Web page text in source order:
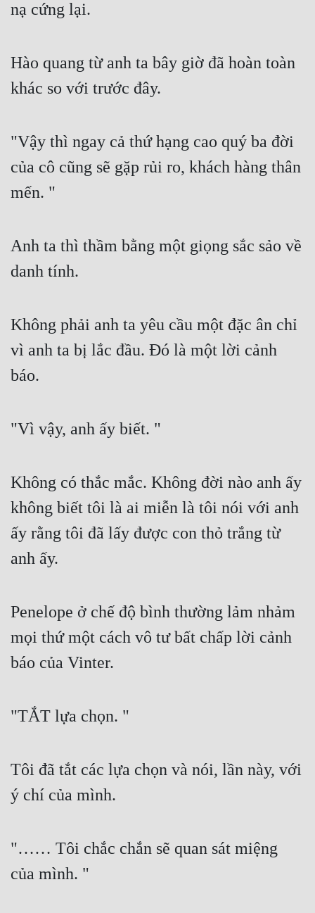
nạ cứng lại.
Hào quang từ anh ta bây giờ đã hoàn toàn
khác so với trước đây.
"Vậy thì ngay cả thứ hạng cao quý ba đời
của cô cũng sẽ gặp rủi ro, khách hàng thân
mến. "
Anh ta thì thầm bằng một giọng sắc sảo về
danh tính.
Không phải anh ta yêu cầu một đặc ân chỉ
vì anh ta bị lắc đầu. Đó là một lời cảnh
báo.
"Vì vậy, anh ấy biết. "
Không có thắc mắc. Không đời nào anh ấy
không biết tôi là ai miễn là tôi nói với anh
ấy rằng tôi đã lấy được con thỏ trắng từ
anh ấy.
Penelope ở chế độ bình thường lảm nhảm
mọi thứ một cách vô tư bất chấp lời cảnh
báo của Vinter.
"TẮT lựa chọn. "
Tôi đã tắt các lựa chọn và nói, lần này, với
ý chí của mình.
"…… Tôi chắc chắn sẽ quan sát miệng
của mình. "